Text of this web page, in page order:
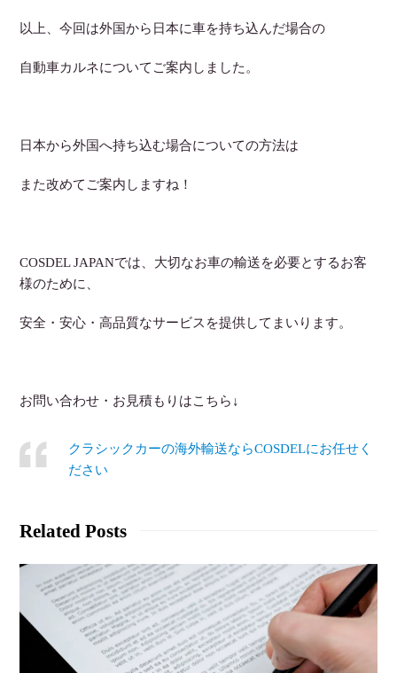
以上、今回は外国から日本に車を持ち込んだ場合の
自動車カルネについてご案内しました。
日本から外国へ持ち込む場合についての方法は
また改めてご案内しますね！
COSDEL JAPANでは、大切なお車の輸送を必要とするお客
様のために、
安全・安心・高品質なサービスを提供してまいります。
お問い合わせ・お見積もりはこちら↓
クラシックカーの海外輸送ならCOSDELにお任せく
ださい
Related Posts